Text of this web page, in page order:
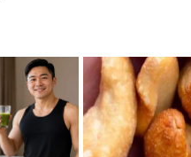
Belanjawan 2024
ekonomi negara.
keterbukaan Anwar